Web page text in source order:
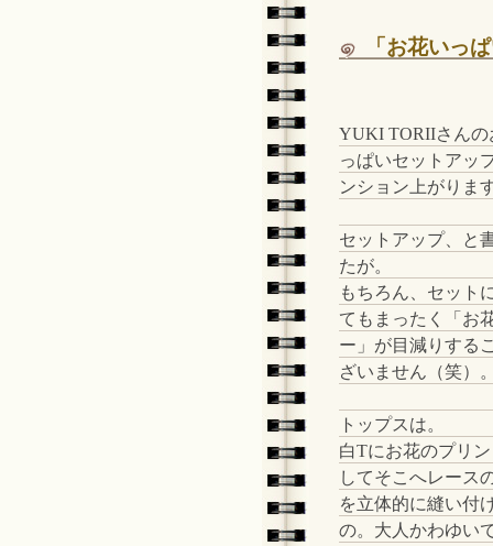
「お花いっ
YUKI TORIIさんの
っぱいセットアッ
ンション上がりま
セットアップ、と
たが。
もちろん、セット
てもまったく「お
ー」が目減りする
ざいません（笑）
トップスは。
白Tにお花のプリ
してそこへレース
を立体的に縫い付
の。大人かわゆい